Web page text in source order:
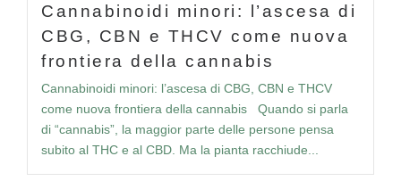
Cannabinoidi minori: l’ascesa di
CBG, CBN e THCV come nuova
frontiera della cannabis
Cannabinoidi minori: l’ascesa di CBG, CBN e THCV
come nuova frontiera della cannabis Quando si parla
di “cannabis”, la maggior parte delle persone pensa
subito al THC e al CBD. Ma la pianta racchiude...